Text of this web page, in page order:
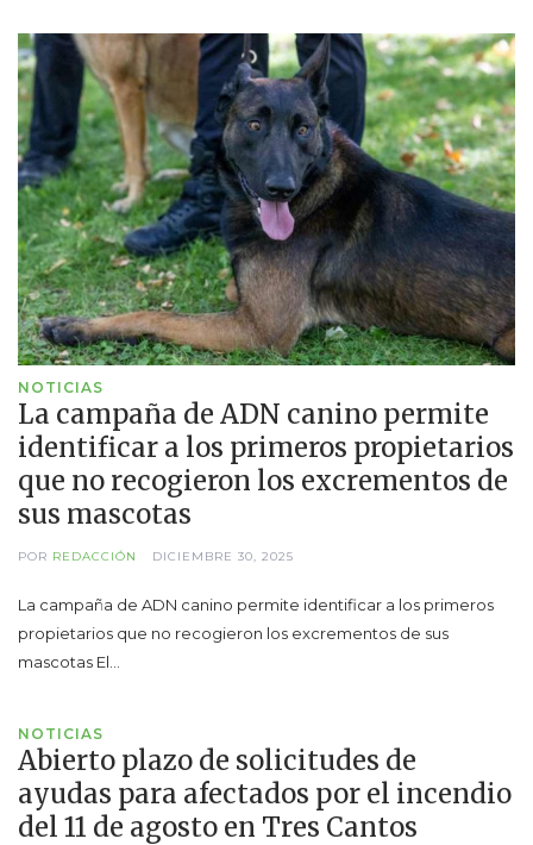
NOTICIAS
La campaña de ADN canino permite
identificar a los primeros propietarios
que no recogieron los excrementos de
sus mascotas
POR REDACCIÓN DICIEMBRE 30, 2025
La campaña de ADN canino permite identificar a los primeros
propietarios que no recogieron los excrementos de sus
mascotas El…
NOTICIAS
Abierto plazo de solicitudes de
ayudas para afectados por el incendio
del 11 de agosto en Tres Cantos